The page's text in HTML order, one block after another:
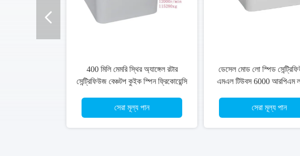
400 মিলি মেমরি স্থির অ্যাঙ্গেল রটার
সেন্ট্রিফিউজ বেঞ্চটপ কুইক স্পিন ফ্রিকোয়েন্সি
সেরা মূল্য পান
ডেসেল মোড লো স্পিড
এমএল টিউবস 6000 আরপিএম
সেরা মূল্য পান